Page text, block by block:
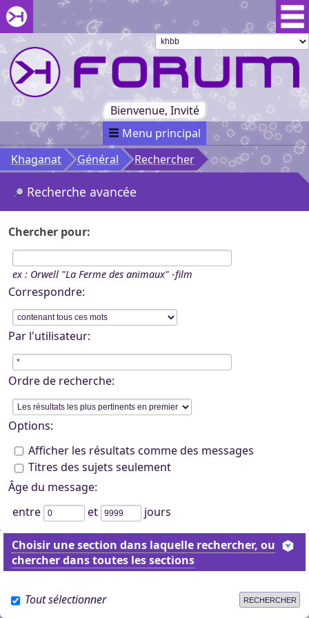
Aller au menu du forum
Aller au contenu du forum
Aller à la recherche dans le forum
Passer le
menu
Khaganat
Retour
au début
du menu
Khaganat
Bienvenue, Invité
Menu principal
Khaganat
Général Rechercher
Recherche avancée
Chercher pour:
ex : Orwell "La Ferme des animaux" -film
Correspondre:
Par l'utilisateur:
Ordre de recherche:
Options:
Afficher les résultats comme des messages
Titres des sujets seulement
Âge du message:
entre
et jours
Choisir une section dans laquelle rechercher, ou
chercher dans toutes les sections
Tout sélectionner